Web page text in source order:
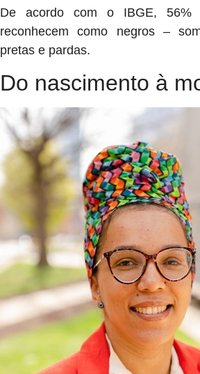
De acordo com o IBGE, 56%
reconhecem como negros –
pretas e pardas.
Do nascimento à